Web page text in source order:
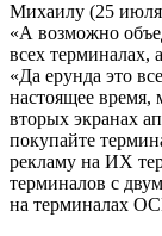
Михаилу (25
«А возможно
всех
«Да ерунда это
настоящее время,
вторых экранах
покупайте
рекламу на ИХ
терминалов с
на терминалах